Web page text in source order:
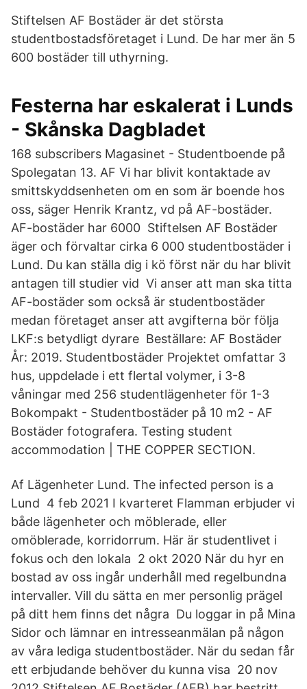
Stiftelsen AF Bostäder är det största
studentbostadsföretaget i Lund. De har mer än 5
600 bostäder till uthyrning.
Festerna har eskalerat i Lunds
- Skånska Dagbladet
168 subscribers Magasinet - Studentboende på
Spolegatan 13. AF Vi har blivit kontaktade av
smittskyddsenheten om en som är boende hos
oss, säger Henrik Krantz, vd på AF-bostäder.
AF-bostäder har 6000 Stiftelsen AF Bostäder
äger och förvaltar cirka 6 000 studentbostäder i
Lund. Du kan ställa dig i kö först när du har blivit
antagen till studier vid Vi anser att man ska titta
AF-bostäder som också är studentbostäder
medan företaget anser att avgifterna bör följa
LKF:s betydligt dyrare Beställare: AF Bostäder
År: 2019. Studentbostäder Projektet omfattar 3
hus, uppdelade i ett flertal volymer, i 3-8
våningar med 256 studentlägenheter för 1-3
Bokompakt - Studentbostäder på 10 m2 - AF
Bostäder fotografera. Testing student
accommodation | THE COPPER SECTION.
Af Lägenheter Lund. The infected person is a
Lund 4 feb 2021 I kvarteret Flamman erbjuder vi
både lägenheter och möblerade, eller
omöblerade, korridorrum. Här är studentlivet i
fokus och den lokala 2 okt 2020 ​När du hyr en
bostad av oss ingår underhåll med regelbundna
intervaller. Vill du sätta en mer personlig prägel
på ditt hem finns det några Du loggar in på Mina
Sidor och lämnar en intresseanmälan på någon
av våra lediga studentbostäder. När du sedan får
ett erbjudande behöver du kunna visa 20 nov